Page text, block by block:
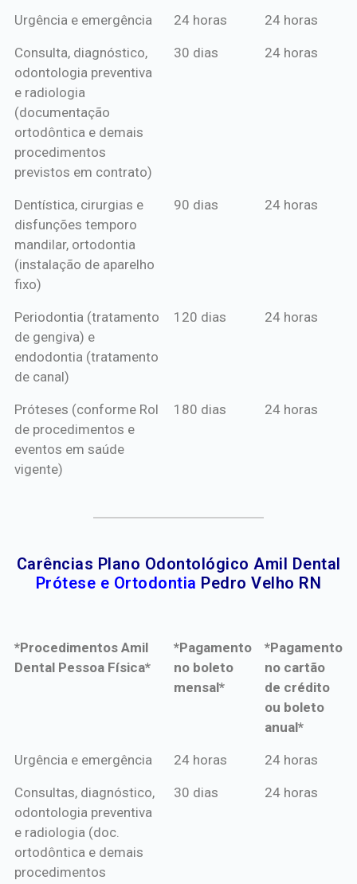
*Procedimentos Amil
*Pagamento
mensal*
*Pagamento
de crédito
Urgência e emergência 24 horas 24 horas
Consulta, diagnóstico,
odontologia preventiva
e radiologia
(documentação
ortodôntica e demais
procedimentos
previstos em contrato)
30 dias 24 horas
Dentística, cirurgias e
disfunções temporo
mandilar, ortodontia
(instalação de aparelho
fixo)
90 dias 24 horas
Periodontia (tratamento
de gengiva) e
endodontia (tratamento
de canal)
120 dias 24 horas
Próteses (conforme Rol
de procedimentos e
eventos em saúde
vigente)
180 dias 24 horas
Carências Plano Odontológico Amil Dental
Prótese e Ortodontia Pedro Velho RN
*Procedimentos Amil
Dental Pessoa Física*
*Pagamento
no boleto
mensal*
*Pagamento
no cartão
de crédito
ou boleto
anual*
*Procedimentos Amil
*Pagamento
mensal*
*Pagamento
de crédito
Urgência e emergência 24 horas 24 horas
Consultas, diagnóstico,
odontologia preventiva
e radiologia (doc.
ortodôntica e demais
procedimentos
30 dias 24 horas